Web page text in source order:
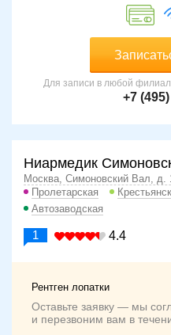
Для записи в любой
+7
Ниармедик
Москва, Симоновский Вал, д.
Пролетарская
Автозаводская
1 4.4
Рентген лопатки
Оставьте заявку — мы
и перезвоним вам в